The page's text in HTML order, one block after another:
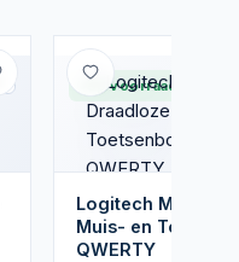
Op voorraad
Logitech MK540 |
Muis- en
QWERTY